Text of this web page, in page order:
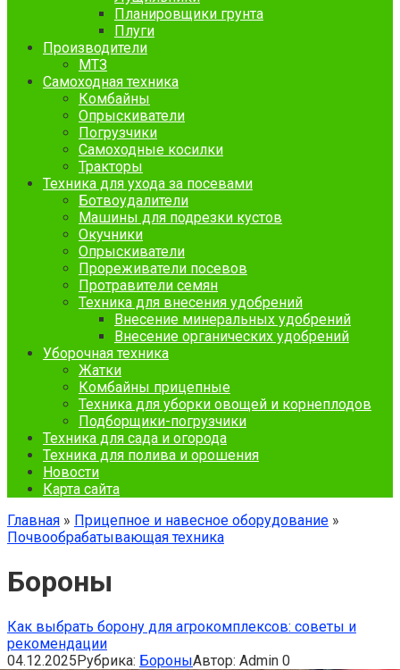
Планировщики грунта
Плуги
Производители
МТЗ
Самоходная техника
Комбайны
Опрыскиватели
Погрузчики
Самоходные косилки
Тракторы
Техника для ухода за посевами
Ботвоудалители
Машины для подрезки кустов
Окучники
Опрыскиватели
Прореживатели посевов
Протравители семян
Техника для внесения удобрений
Внесение минеральных удобрений
Внесение органических удобрений
Уборочная техника
Жатки
Комбайны прицепные
Техника для уборки овощей и корнеплодов
Подборщики-погрузчики
Техника для сада и огорода
Техника для полива и орошения
Новости
Карта сайта
Главная » Прицепное и навесное оборудование »
Почвообрабатывающая техника
Бороны
Как выбрать борону для агрокомплексов: советы и
рекомендации
04.12.2025Рубрика: БороныАвтор: Admin 0